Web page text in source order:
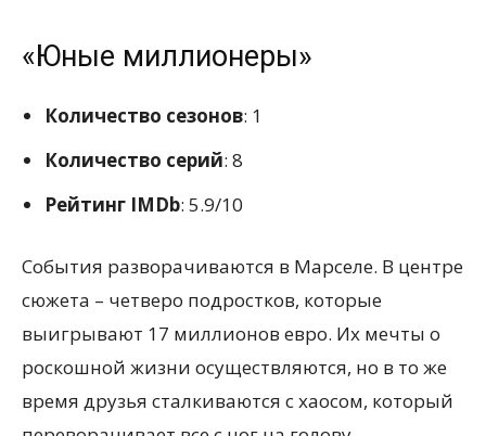
«Юные миллионеры»
Количество сезонов: 1
Количество серий: 8
Рейтинг IMDb: 5.9/10
События разворачиваются в Марселе. В центре
сюжета – четверо подростков, которые
выигрывают 17 миллионов евро. Их мечты о
роскошной жизни осуществляются, но в то же
время друзья сталкиваются с хаосом, который